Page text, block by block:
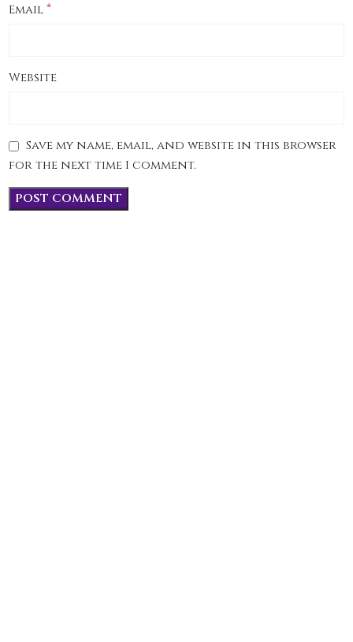
Email*
Website
Save my name, email, and website in this browser
for the next time I comment.